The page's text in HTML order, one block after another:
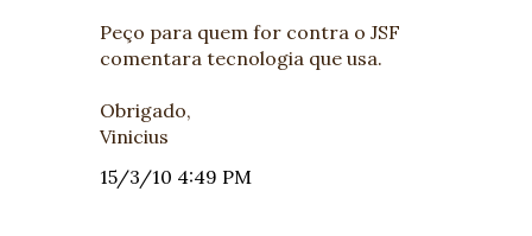
Peço para quem for contra o JSF
comentara tecnologia que usa.
Obrigado,
Vinicius
15/3/10 4:49 PM